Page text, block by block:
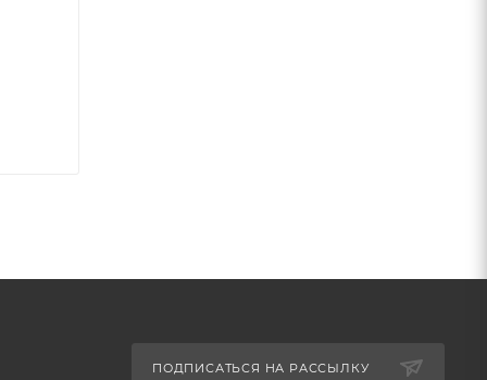
ПОДПИСАТЬСЯ НА РАССЫЛКУ